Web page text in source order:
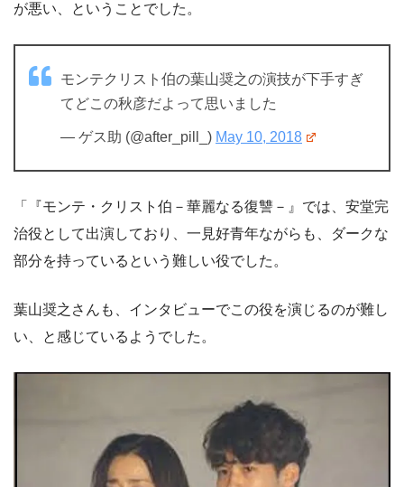
が悪い、ということでした。
モンテクリスト伯の葉山奨之の演技が下手すぎ
てどこの秋彦だよって思いました
— ゲス助 (@after_pill_) May 10, 2018
「『モンテ・クリスト伯－華麗なる復讐－』では、安堂完
治役として出演しており、一見好青年ながらも、ダークな
部分を持っているという難しい役でした。
葉山奨之さんも、インタビューでこの役を演じるのが難し
い、と感じているようでした。